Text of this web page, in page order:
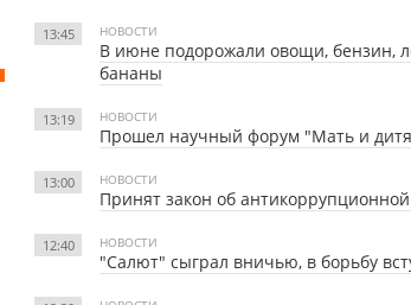
13:45 НОВОСТИ
В июне подорожали овощи, бензин,
бананы
13:19 НОВОСТИ
Прошел научный форум "Мать и
13:00 НОВОСТИ
Принят закон об антикоррупционной
12:40 НОВОСТИ
"Салют" сыграл вничью, в борьбу